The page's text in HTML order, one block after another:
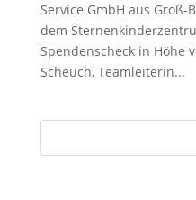
Service GmbH aus
dem
Spendenscheck in Höhe
Scheuch, Teamleiterin...